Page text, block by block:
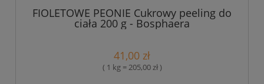
FIOLETOWE PEONIE Cukrowy peeling do
ciała 200 g - Bosphaera
41,00 zł
( 1 kg = 205,00 zł )